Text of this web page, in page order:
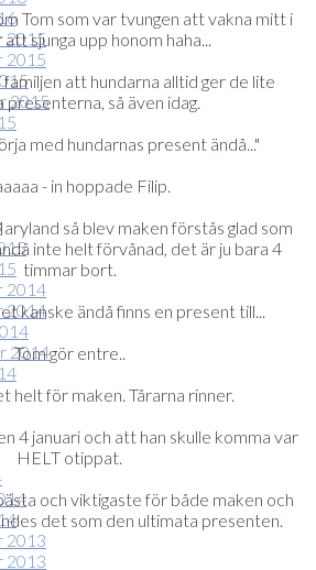
2015
2015
2015
2014
2014
2014
2013
2013
Tom som var tvungen att vakna mitt i
sjunga upp honom haha...
att hundarna alltid ger de lite
presenterna, så även idag.
med hundarnas present ändå..."
- in hoppade Filip.
så blev maken förstås glad som
inte helt förvånad, det är ju bara 4
timmar bort.
kanske ändå finns en present till...
Tom gör entre..
helt för maken. Tårarna rinner.
4 januari och att han skulle komma var
HELT otippat.
och viktigaste för både maken och
det som den ultimata presenten.